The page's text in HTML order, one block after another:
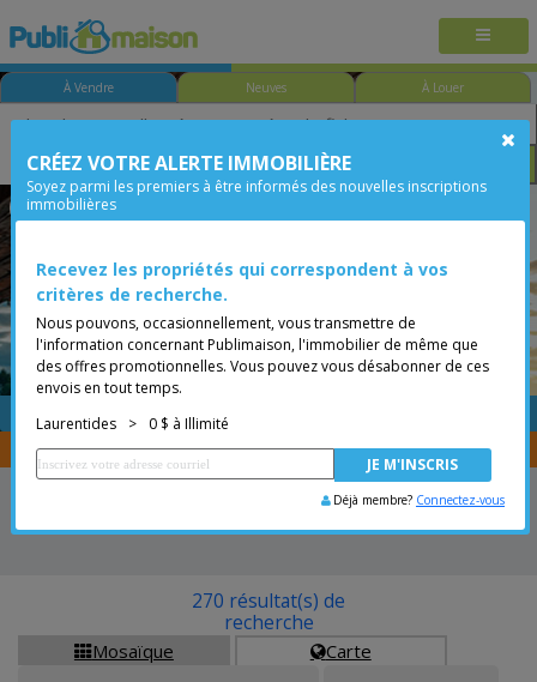
À Vendre Neuves À Louer
Chambre Prix
Lachute Laurentides
Placer une annonce
Vous êtes courtier, transférer vos propriétés avecCENTRIS
Mosaïque Carte
270 résultat(s) de
recherche
CRÉEZ VOTRE ALERTE IMMOBILIÈRE
Soyez parmi les premiers à être informés des nouvelles inscriptions
immobilières
Recevez les propriétés qui correspondent à vos
critères de recherche.
Nous pouvons, occasionnellement, vous transmettre de
l'information concernant Publimaison, l'immobilier de même que
des offres promotionnelles. Vous pouvez vous désabonner de ces
envois en tout temps.
Laurentides
> 0 $ à Illimité
Déjà membre? Connectez-vous